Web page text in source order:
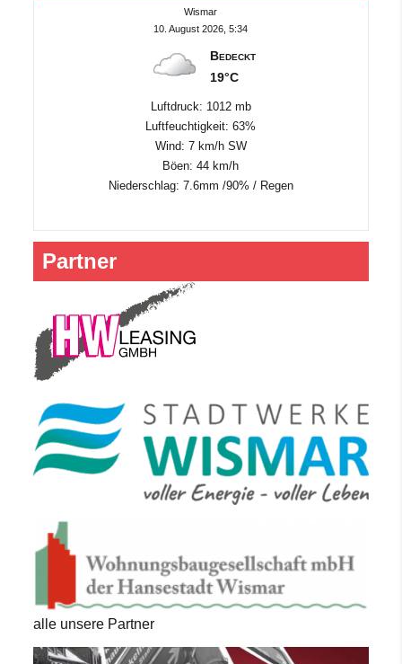
Wismar
10. August 2026, 5:34
Bedeckt
19°C
Luftdruck: 1012 mb
Luftfeuchtigkeit: 63%
Wind: 7 km/h SW
Böen: 44 km/h
Niederschlag: 7.6mm /90% / Regen
Partner
alle unsere Partner